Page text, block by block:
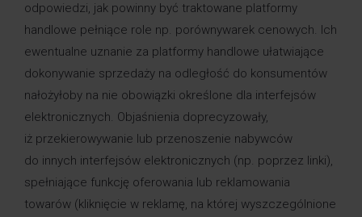
odpowiedzi, jak powinny być traktowane platformy
handlowe pełniące role np. porównywarek cenowych. Ich
ewentualne uznanie za platformy handlowe ułatwiające
dokonywanie sprzedaży na odległość do konsumentów
nałożyłoby na nie obowiązki określone dla interfejsów
elektronicznych. Objaśnienia doprecyzowały,
iż przekierowywanie lub przenoszenie nabywców
do innych interfejsów elektronicznych (np. poprzez linki),
spełniające funkcję oferowania lub reklamowania
towarów (kliknięcie w reklamę, na której wyszczególnione